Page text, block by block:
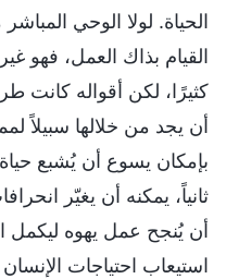
الحياة. لولا الوحي
القيام بذاك العمل، فهو
كثيرًا، لكن أقواله كانت
أن يجد من خلالها سبيلاً
بإمكان يسوع أن يُشبع
ثانياً، يمكنه أن يغيّر
أن يُنجح عمل يهوه ليكمل
استيعاب احتياجات الإنسان